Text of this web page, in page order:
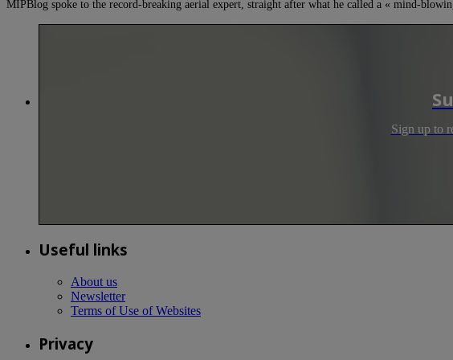
MIPBlog spoke to the record-breaking aerial expert, straight after what he called a « mind-
Sign up to
Useful links
About us
Newsletter
Terms of Use of Websites
Privacy